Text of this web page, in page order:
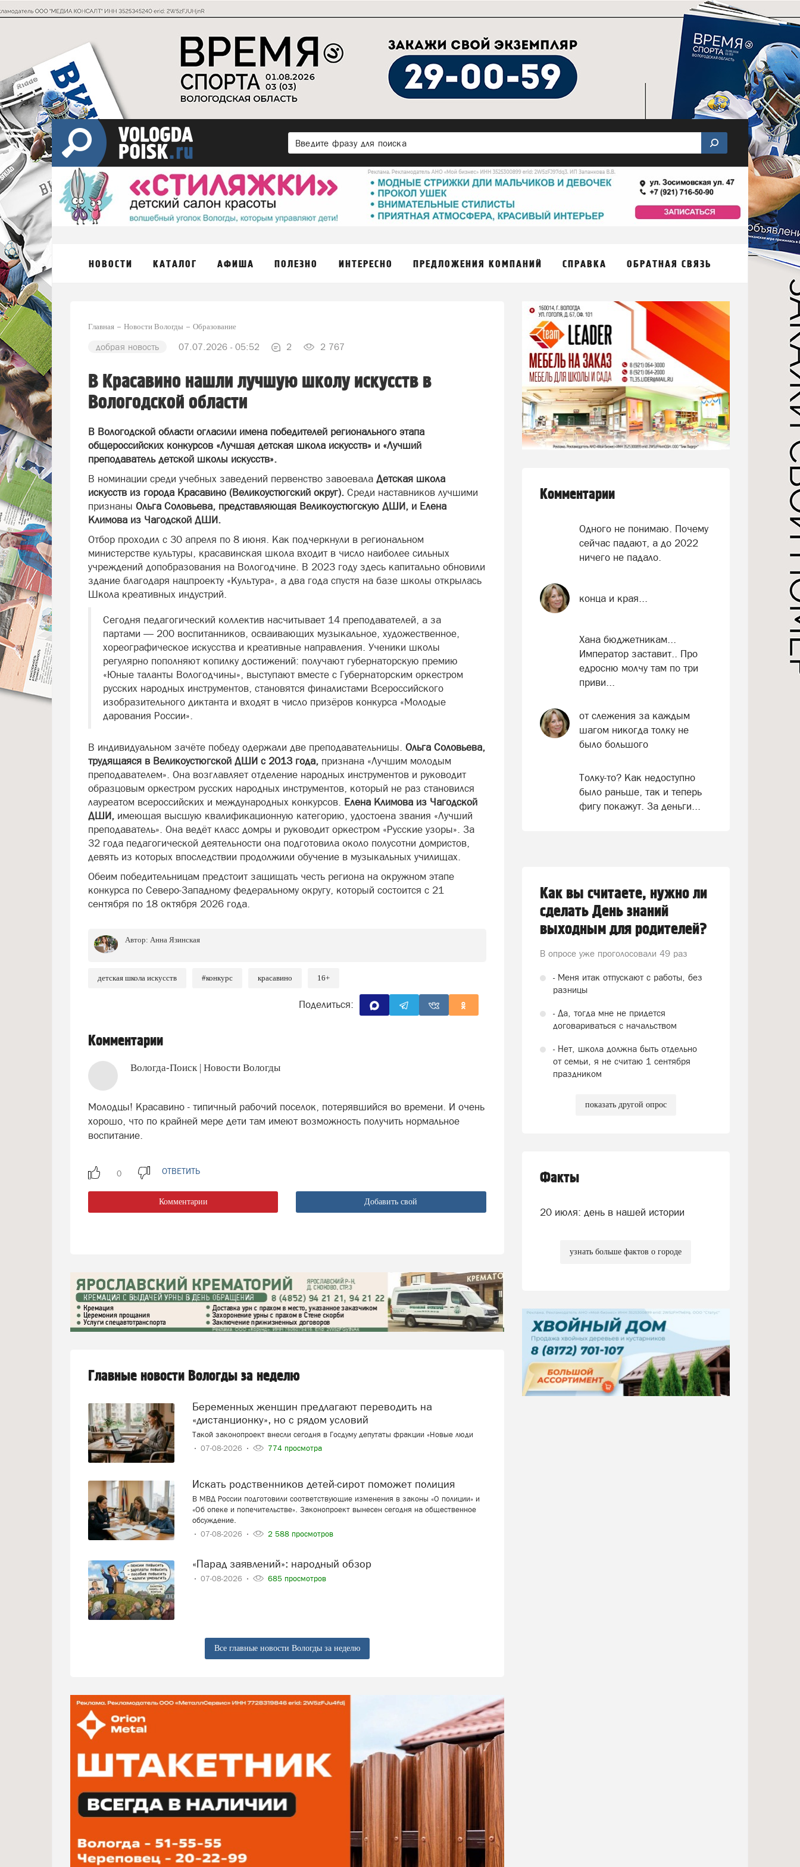
НОВОСТИ КАТАЛОГ АФИША ПОЛЕЗНО ИНТЕРЕСНО ПРЕДЛОЖЕНИЯ КОМПАНИЙ СПРАВКА ОБРАТНАЯ СВЯЗЬ
Главная Новости Вологды Образование
добрая новость 07.07.2026 - 05:52 2 2 767
В Красавино нашли лучшую школу искусств в
Вологодской области
В Вологодской области огласили имена победителей регионального этапа
общероссийских конкурсов «Лучшая детская школа искусств» и «Лучший
преподаватель детской школы искусств».
В номинации среди учебных заведений первенство завоевала Детская школа
искусств из города Красавино (Великоустюгский округ). Среди наставников лучшими
признаны Ольга Соловьева, представляющая Великоустюгскую ДШИ, и Елена
Климова из Чагодской ДШИ.
Отбор проходил с 30 апреля по 8 июня. Как подчеркнули в региональном
министерстве культуры, красавинская школа входит в число наиболее сильных
учреждений допобразования на Вологодчине. В 2023 году здесь капитально обновили
здание благодаря нацпроекту «Культура», а два года спустя на базе школы открылась
Школа креативных индустрий.
Сегодня педагогический коллектив насчитывает 14 преподавателей, а за
партами — 200 воспитанников, осваивающих музыкальное, художественное,
хореографическое искусства и креативные направления. Ученики школы
регулярно пополняют копилку достижений: получают губернаторскую премию
«Юные таланты Вологодчины», выступают вместе с Губернаторским оркестром
русских народных инструментов, становятся финалистами Всероссийского
изобразительного диктанта и входят в число призёров конкурса «Молодые
дарования России».
В индивидуальном зачёте победу одержали две преподавательницы. Ольга Соловьева,
трудящаяся в Великоустюгской ДШИ с 2013 года, признана «Лучшим молодым
преподавателем». Она возглавляет отделение народных инструментов и руководит
образцовым оркестром русских народных инструментов, который не раз становился
лауреатом всероссийских и международных конкурсов. Елена Климова из Чагодской
ДШИ, имеющая высшую квалификационную категорию, удостоена звания «Лучший
преподаватель». Она ведёт класс домры и руководит оркестром «Русские узоры». За
32 года педагогической деятельности она подготовила около полусотни домристов,
девять из которых впоследствии продолжили обучение в музыкальных училищах.
Обеим победительницам предстоит защищать честь региона на окружном этапе
конкурса по Северо-Западному федеральному округу, который состоится с 21
сентября по 18 октября 2026 года.
Автор: Анна Язинская
детская школа искусств #конкурс красавино 16+
Поделиться:
Комментарии
Вологда-Поиск | Новости Вологды
Молодцы! Красавино - типичный рабочий поселок, потерявшийся во времени. И очень
хорошо, что по крайней мере дети там имеют возможность получить нормальное
воспитание.
ОТВЕТИТЬ
Комментарии Добавить свой
Главные новости Вологды за неделю
Беременных женщин предлагают переводить на
«дистанционку», но с рядом условий
Такой законопроект внесли сегодня в Госдуму депутаты фракции «Новые люди
07-08-2026
774 просмотра
Искать родственников детей-сирот поможет полиция
В МВД России подготовили соответствующие изменения в законы «О полиции» и
«Об опеке и попечительстве». Законопроект вынесен сегодня на общественное
обсуждение.
07-08-2026
2 588 просмотров
«Парад заявлений»: народный обзор
07-08-2026 685 просмотров
Все главные новости Вологды за неделю
Комментарии
Одного не понимаю. Почему
сейчас падают, а до 2022
ничего не падало.
конца и края...
Хана бюджетникам...
Император заставит.. Про
едросню молчу там по три
приви...
от слежения за каждым
шагом никогда толку не
было большого
Толку-то? Как недоступно
было раньше, так и теперь
фигу покажут. За деньги...
Как вы считаете, нужно ли
сделать День знаний
выходным для родителей?
В опросе уже проголосовали 49 раз
- Меня итак отпускают с работы, без
разницы
- Да, тогда мне не придется
договариваться с начальством
- Нет, школа должна быть отдельно
от семьи, я не считаю 1 сентября
праздником
показать другой опрос
Факты
20 июля: день в нашей истории
узнать больше фактов о городе